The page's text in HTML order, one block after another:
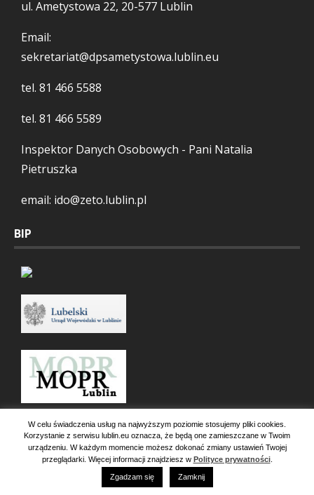
ul. Ametystowa 22, 20-577 Lublin
Email:
sekretariat@dpsametystowa.lublin.eu
tel. 81 466 5588
tel. 81 466 5589
Inspektor Danych Osobowych - Pani Natalia
Pietruszka
email: ido@zeto.lublin.pl
BIP
Copyright 2026 Dom Pomocy Społecznej im. Św. Jana Pawła II
W celu świadczenia usług na najwyższym poziomie stosujemy pliki cookies.
Korzystanie z serwisu lublin.eu oznacza, że będą one zamieszczane w Twoim
urządzeniu. W każdym momencie możesz dokonać zmiany ustawień Twojej
przeglądarki. Więcej informacji znajdziesz w Polityce prywatności.
Zgadzam się Zamknij